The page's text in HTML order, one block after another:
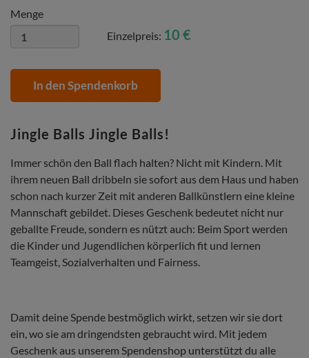
Einzelpreis: 10 €
Menge
In den Spendenkorb
Jingle Balls Jingle Balls!
Immer schön den Ball flach halten? Nicht mit Kindern. Mit
ihrem neuen Ball dribbeln sie sofort aus dem Haus und haben
schon nach kurzer Zeit mit anderen Ballkünstlern eine kleine
Mannschaft gebildet. Dieses Geschenk bedeutet nicht nur
geballte Freude, sondern es nützt auch: Beim Sport werden
die Kinder und Jugendlichen körperlich fit und lernen
Teamgeist, Sozialverhalten und Fairness.
Damit deine Spende bestmöglich wirkt, setzen wir sie dort
ein, wo sie am dringendsten gebraucht wird. Mit jedem
Geschenk aus unserem Spendenshop unterstützt du alle